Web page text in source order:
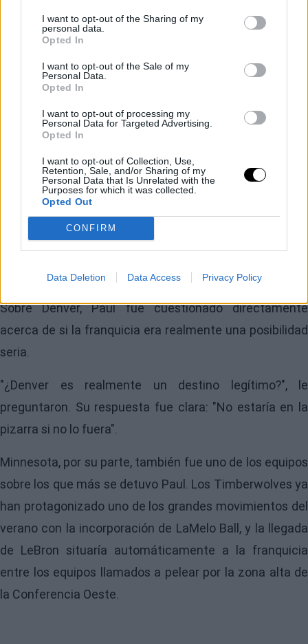
I want to opt-out of the Sharing of my
personal data.
Opted In
I want to opt-out of the Sale of my
Personal Data.
Opted In
I want to opt-out of processing my
Personal Data for Targeted Advertising.
Opted In
I want to opt-out of Collection, Use,
Retention, Sale, and/or Sharing of my
Personal Data that Is Unrelated with the
Purposes for which it was collected.
Opted Out
CONFIRM
Data Deletion Data Access Privacy Policy
El Miami Heat, otra de las antiguas casas de LeBron,
también figura entre los principales candidatos. Pese a
la forma en la que se produjo la salida del jugador en
2014, la franquicia de Florida aparece como un destino
con lógica deportiva y, según lo expuesto, recibiría con
agrado un posible regreso.
Denver y Minnesota
entran con fuerza
Entre los equipos que también ocupan posiciones
destacadas aparecen los Denver Nuggets y los
Minnesota Timberwolves.
Sobre Denver, Paul fue cuestionado directamente
acerca de si la franquicia era realmente una posibilidad
seria.
"¿Denver es realmente un destino legítimo?", le
preguntaron. Su respuesta fue clara: "No estaría en la
pizarra si no lo fuera".
Minnesota, por su parte, también fue uno de los equipos
sobre los que más se detuvo Paul. Los Timberwolves ya
han protagonizado uno de los grandes movimientos del
verano con la incorporación de LaMelo Ball, y la llegada
de LeBron situaría automáticamente a la franquicia
entre los equipos llamados a pelear por la zona alta de
la Conferencia Oeste.